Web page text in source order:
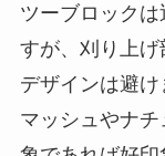
ツーブロック
すが、刈り上
デザインは避け
マッシュやナ